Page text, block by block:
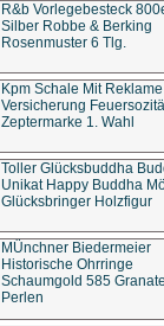
R&b Vorlegebesteck
Silber Robbe & Berking
Rosenmuster 6 Tlg.
Kpm Schale Mit Reklame
Versicherung
Zeptermarke 1. Wahl
Toller Glücksbuddha
Unikat Happy Buddha
Glücksbringer Holzfigur
MÜnchner Biedermeier
Historische Ohrringe
Schaumgold 585
Perlen